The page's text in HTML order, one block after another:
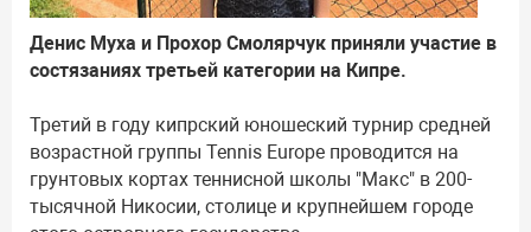
Денис Муха и Прохор Смолярчук приняли участие в
состязаниях третьей категории на Кипре.
Третий в году кипрский юношеский турнир средней
возрастной группы Tennis Europe проводится на
грунтовых кортах теннисной школы "Макс" в 200-
тысячной Никосии, столице и крупнейшем городе